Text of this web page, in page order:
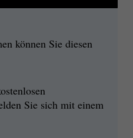
können Sie diesen
Sie sich mit einem